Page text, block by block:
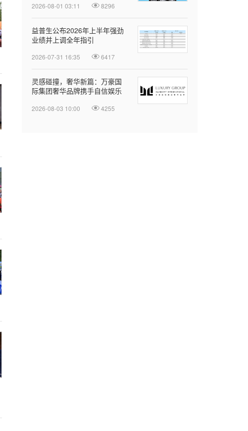
2026-08-01 03:11 8296
益普生公布2026年上半年强劲
业绩并上调全年指引
2026-07-31 16:35 6417
灵感碰撞，奢华新篇：万豪国
际集团奢华品牌携手自信娱乐
2026-08-03 10:00 4255